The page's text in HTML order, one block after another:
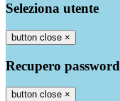
Seleziona utente
button close ×
Recupero password
button close ×